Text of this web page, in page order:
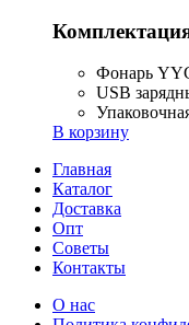
Фонарь
USB
В корзину
Главная
Каталог
Доставка
Опт
Советы
Контакты
О нас